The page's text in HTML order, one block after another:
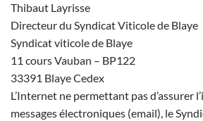
Thibaut Layrisse
Directeur du Syndicat Viticole de Blaye
Syndicat viticole de Blaye
11 cours Vauban – BP122
33391 Blaye Cedex
L’Internet ne permettant pas d’assurer
messages électroniques (email), le